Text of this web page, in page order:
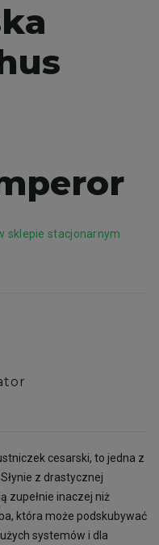
sklepie stacjonarnym
cesarski, to jedna z
z drastycznej
zupełnie inaczej niż
która może podskubywać
systemów i dla